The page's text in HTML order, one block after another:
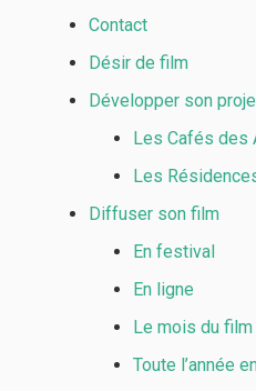
Contact
Désir de film
Développer son
Les Cafés des
Les
Diffuser son film
En festival
En ligne
Le mois du
Toute l’année